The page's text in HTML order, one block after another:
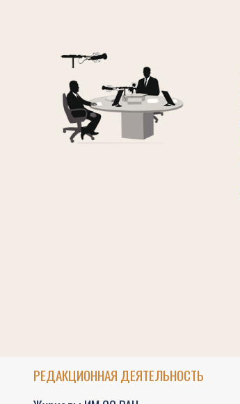
РЕДАКЦИОННАЯ ДЕЯТЕЛЬНОСТЬ